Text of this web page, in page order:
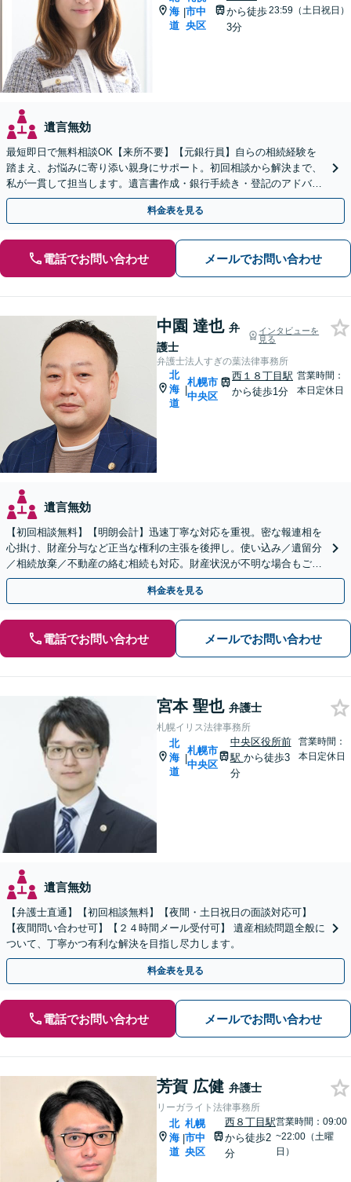
海
道
|市中
央区
から徒歩
3分
23:59（土日祝日）
遺言無効
最短即日で無料相談OK【来所不要】【元銀行員】自らの相続経験を
踏まえ、お悩みに寄り添い親身にサポート。初回相談から解決まで、
私が一貫して担当します。遺言書作成・銀行手続き・登記のアドバイ
スもお任せください【チカホ直結／駐車場あり】
料金表を見る
電話でお問い合わせ メールでお問い合わせ
中園 達也 弁
護士
インタビューを
見る
弁護士法人すぎの葉法律事務所
北
海
道
|
札幌市
中央区
西１８丁目駅
から徒歩1分
営業時間：
本日定休日
遺言無効
【初回相談無料】【明朗会計】迅速丁寧な対応を重視。密な報連相を
心掛け、財産分与など正当な権利の主張を後押し。使い込み／遺留分
／相続放棄／不動産の絡む相続も対応。財産状況が不明な場合もご相
談ください【休日・夜間対応可能】
料金表を見る
電話でお問い合わせ メールでお問い合わせ
宮本 聖也 弁護士
札幌イリス法律事務所
北
海
道
|
札幌市
中央区
中央区役所前
駅 から徒歩3
分
営業時間：
本日定休日
遺言無効
【弁護士直通】【初回相談無料】【夜間・土日祝日の面談対応可】
【夜間問い合わせ可】【２４時間メール受付可】 遺産相続問題全般に
ついて、丁寧かつ有利な解決を目指し尽力します。
料金表を見る
電話でお問い合わせ メールでお問い合わせ
芳賀 広健 弁護士
リーガライト法律事務所
北
海
道
|
札幌
市中
央区
西８丁目駅
から徒歩2
分
営業時間：09:00
~22:00（土曜
日）